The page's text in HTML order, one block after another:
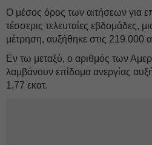
Ο μέσος όρος των αιτήσεων για
τέσσερις τελευταίες εβδομάδες,
μέτρηση, αυξήθηκε στις 219.000
Εν τω μεταξύ, ο αριθμός των
λαμβάνουν επίδομα ανεργίας
1,77 εκατ.